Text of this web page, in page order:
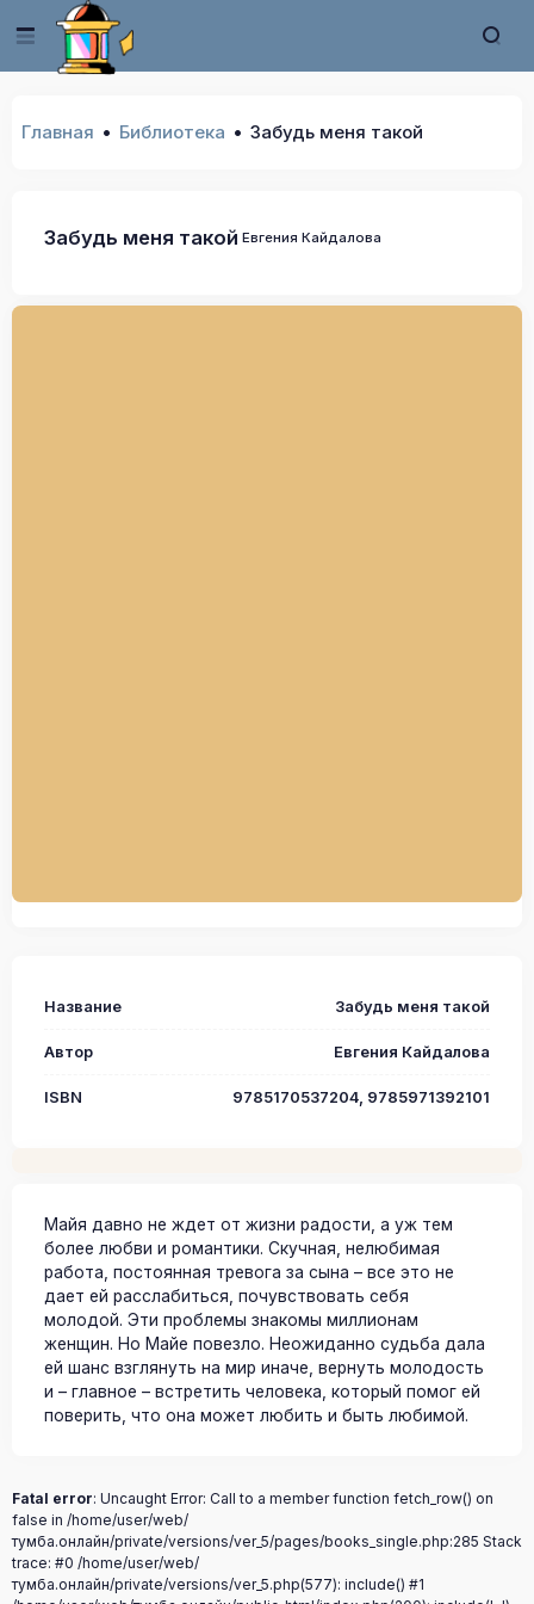
Главная Библиотека Забудь меня такой
Забудь меня такой Евгения Кайдалова
Название Забудь меня такой
Автор Евгения Кайдалова
ISBN 9785170537204, 9785971392101
Майя давно не ждет от жизни радости, а уж тем
более любви и романтики. Скучная, нелюбимая
работа, постоянная тревога за сына – все это не
дает ей расслабиться, почувствовать себя
молодой. Эти проблемы знакомы миллионам
женщин. Но Майе повезло. Неожиданно судьба дала
ей шанс взглянуть на мир иначе, вернуть молодость
и – главное – встретить человека, который помог ей
поверить, что она может любить и быть любимой.
Fatal error: Uncaught Error: Call to a member function fetch_row() on
false in /home/user/web/
тумба.онлайн/private/versions/ver_5/pages/books_single.php:285 Stack
trace: #0 /home/user/web/
тумба.онлайн/private/versions/ver_5.php(577): include() #1